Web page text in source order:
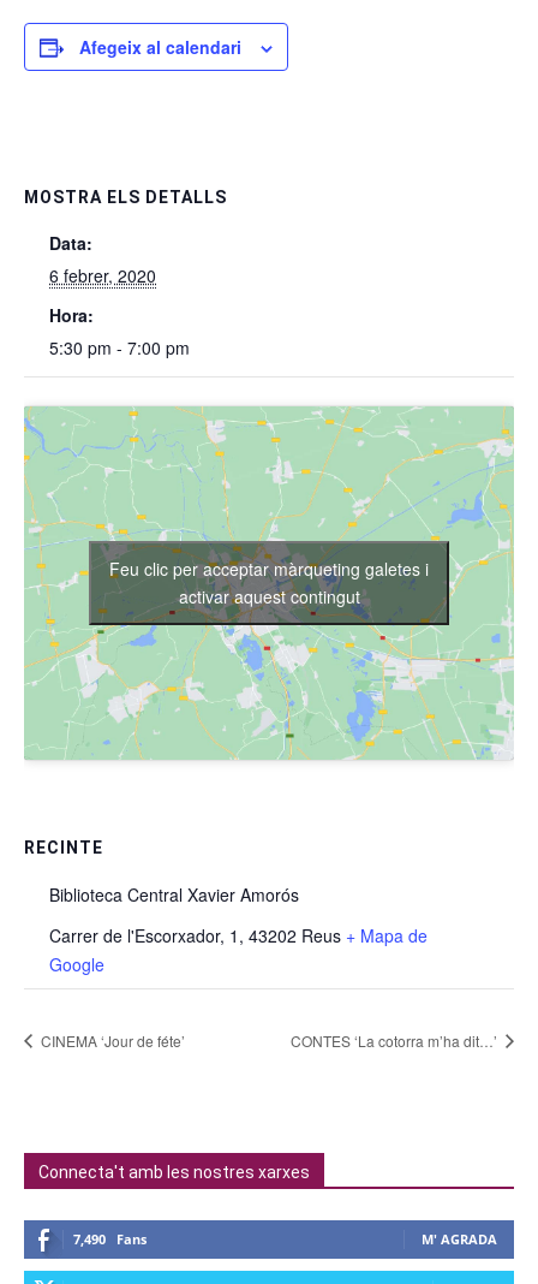
Afegeix al calendari
MOSTRA ELS DETALLS
Data:
6 febrer, 2020
Hora:
5:30 pm - 7:00 pm
RECINTE
Biblioteca Central Xavier Amorós
Carrer de l'Escorxador, 1, 43202 Reus + Mapa de
Google
Feu clic per acceptar màrqueting galetes i
activar aquest contingut
CINEMA ‘Jour de féte’ CONTES ‘La cotorra m’ha dit…’
Connecta't amb les nostres xarxes
7,490 Fans M' AGRADA